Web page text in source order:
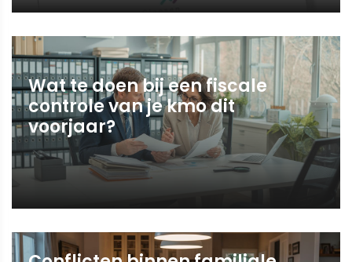
Wat te doen bij een fiscale
controle van je kmo dit
voorjaar?